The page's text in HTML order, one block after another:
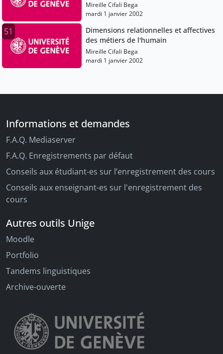
Mireille Cifali Bega
mardi 1 janvier 2002
51
Dimensions relationnelles et affectives
des métiers de l'humain
Mireille Cifali Bega
mardi 1 janvier 2002
Informations et demandes
F.A.Q. Mediaserver
F.A.Q. Enregistrements par défaut
Conseils aux étudiant-es sur l’enregistrement des cours
Conseils aux enseignant-es sur l'enregistrement des
cours
Autres outils Unige
Moodle
Portfolio
Tandems linguistiques
Archive-ouverte